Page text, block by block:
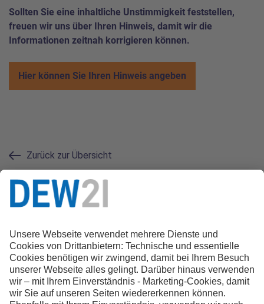
Sollten Sie eine inhaltliche Unstimmigkeit feststellen,
freuen wir uns über Ihren Hinweis, damit wir die
Informationen zeitnah korrigieren können.
Hier können Sie Ihren Hinweis angeben
Zurück zur Übersicht
0231.22 22 21 21
magazin@dew21.de